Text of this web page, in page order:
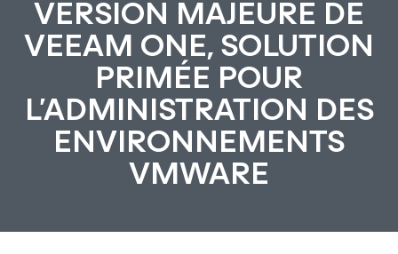
SUIT
E
VERSION MAJEURE DE
VEEAM ONE, SOLUTION
PRIMÉE POUR
L’ADMINISTRATION DES
ENVIRONNEMENTS
VMWARE